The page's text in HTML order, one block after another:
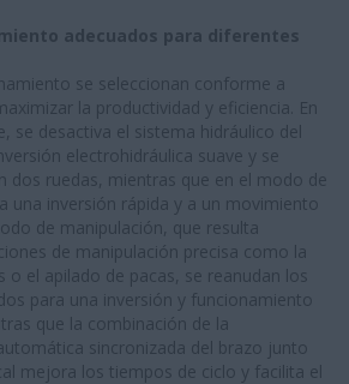
adecuados para diferentes
se seleccionan conforme a
la productividad y eficiencia. En
se desactiva el sistema hidráulico del
electrohidráulica suave y se
dos ruedas, mientras que en el modo de
una inversión rápida y a un movimiento
de manipulación, que resulta
de manipulación precisa como la
o el apilado de pacas, se reanudan los
para una inversión y funcionamiento
que la combinación de la
sincronizada del brazo junto
mejora los tiempos de ciclo y facilita el